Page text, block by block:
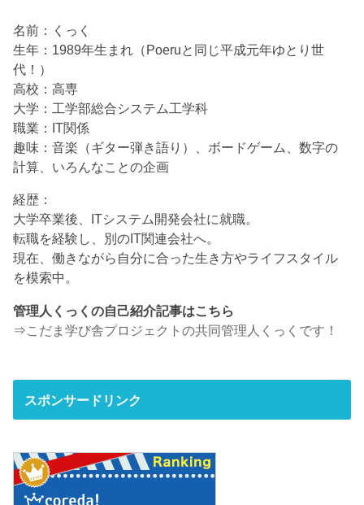
名前：くっく
生年：1989年生まれ（Poeruと同じ平成元年ゆとり世
代！）
高校：高専
大学：工学部総合システム工学科
職業：IT関係
趣味：音楽（ギター弾き語り）、ボードゲーム、数字の
計算、いろんなことの企画
経歴：
大学卒業後、ITシステム開発会社に就職。
転職を経験し、別のIT関連会社へ。
現在、働きながら自分に合った生き方やライフスタイル
を模索中。
管理人くっくの自己紹介記事はこちら
⇒こだま学び舎プロジェクトの共同管理人くっくです！
スポンサードリンク